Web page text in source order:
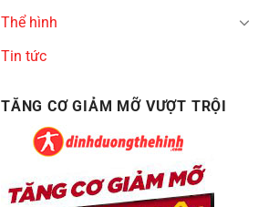
Thể hình
Tin tức
TĂNG CƠ GIẢM MỠ VƯỢT TRỘI